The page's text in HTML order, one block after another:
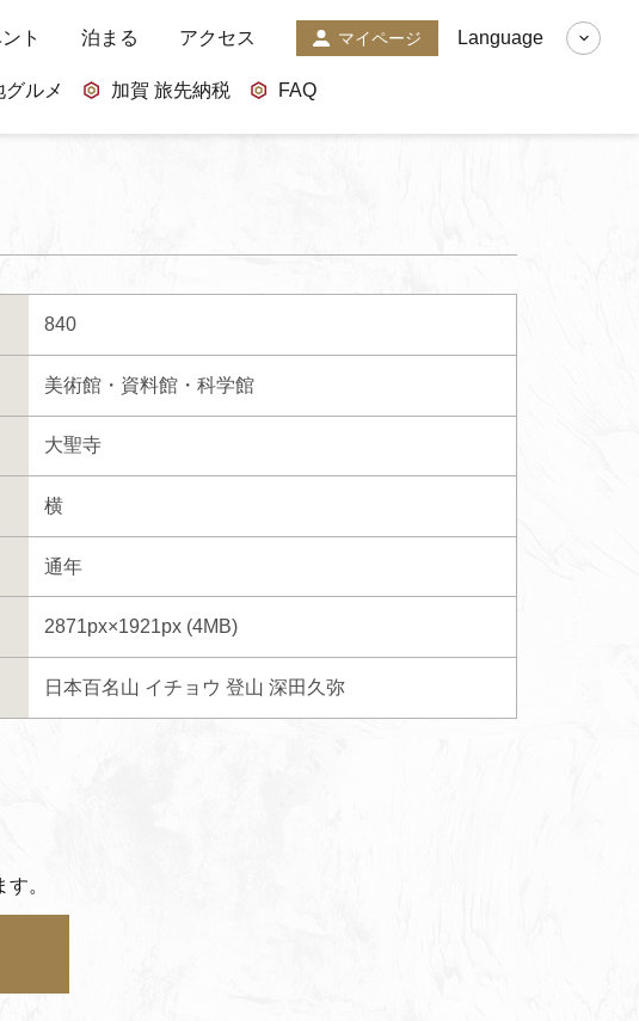
ト 泊まる アクセス マイページ
グルメ 加賀 旅先納税 FAQ
Language
840
美術館・資料館・科学館
大聖寺
横
通年
2871px×1921px (4MB)
日本百名山 イチョウ 登山 深田久弥
。